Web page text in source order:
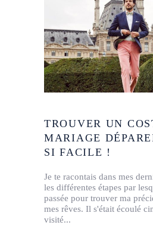
TROUVER UN
MARIAGE
SI FACILE !
Je te racontais dans mes
les différentes étapes par
passée pour trouver ma
mes rêves. Il s'était écoulé
visité